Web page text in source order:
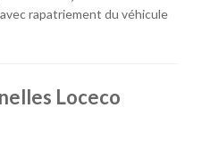
une flotte complète
:
pour les longs trajets
rapatriement du véhicule
Loceco